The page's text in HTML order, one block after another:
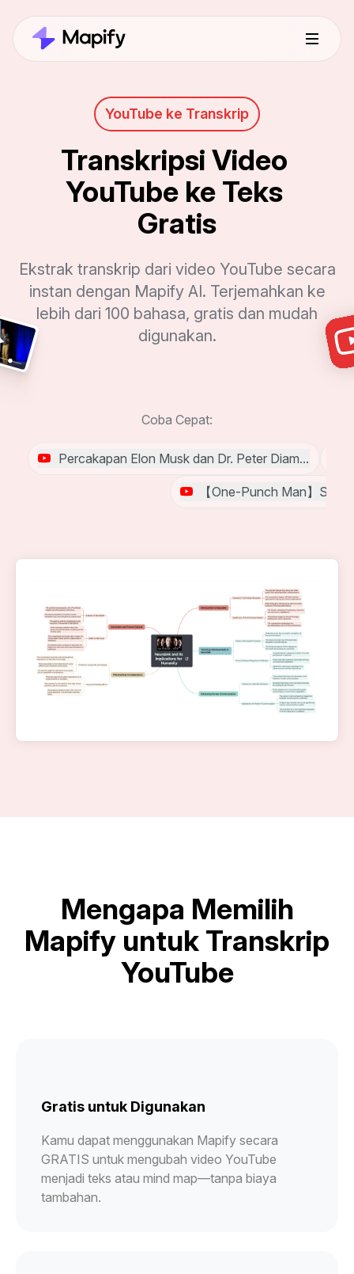
YouTube ke Transkrip
Transkripsi Video
YouTube ke Teks
Gratis
Ekstrak transkrip dari video YouTube secara
instan dengan Mapify AI. Terjemahkan ke
lebih dari 100 bahasa, gratis dan mudah
digunakan.
Coba Cepat:
Percakapan Elon Musk dan Dr. Peter Diamandis
【One-Punch Man】
Mengapa Memilih
Mapify untuk Transkrip
YouTube
Gratis untuk Digunakan
Kamu dapat menggunakan Mapify secara
GRATIS untuk mengubah video YouTube
menjadi teks atau mind map—tanpa biaya
tambahan.